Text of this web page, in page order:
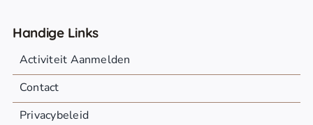
Handige Links
Activiteit Aanmelden
Contact
Privacybeleid